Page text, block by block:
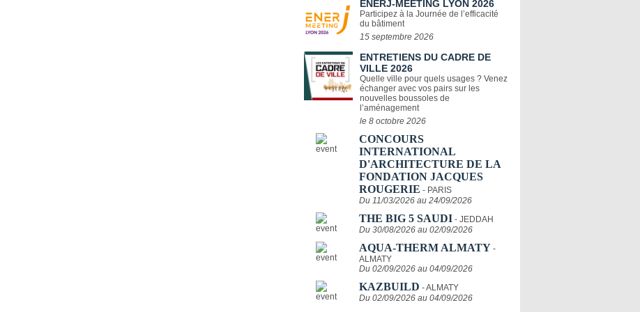
ENERJ-MEETING LYON 2026
Participez à la Journée de l’efficacité
du bâtiment
15 septembre 2026
ENTRETIENS DU CADRE DE
VILLE 2026
Quelle ville pour quels usages ? Venez
échanger avec vos pairs sur les
nouvelles boussoles de
l’aménagement
le 8 octobre 2026
CONCOURS
INTERNATIONAL
D'ARCHITECTURE DE LA
FONDATION JACQUES
ROUGERIE - PARIS
Du 11/03/2026 au 24/09/2026
THE BIG 5 SAUDI - JEDDAH
Du 30/08/2026 au 02/09/2026
AQUA-THERM ALMATY -
ALMATY
Du 02/09/2026 au 04/09/2026
KAZBUILD - ALMATY
Du 02/09/2026 au 04/09/2026